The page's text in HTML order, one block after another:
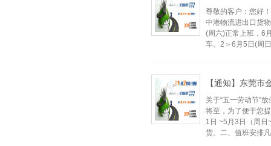
尊敬的客户：您好
中港物流进出口货
(周六)正常上班，6
车。2＞6月5日(周
【通知】东莞市
关于“五一劳动节”
将至，为了便于您
1日 ~5月3日（周
货。二、值班安排